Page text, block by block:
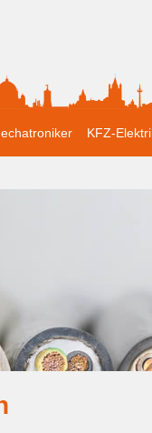
KFZ-